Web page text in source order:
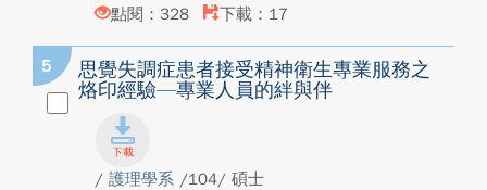
點閱：328
下載：17
5
思覺失調症患者接受精神衛生專業服務之
烙印經驗—專業人員的絆與伴
/ 護理學系 /104/ 碩士